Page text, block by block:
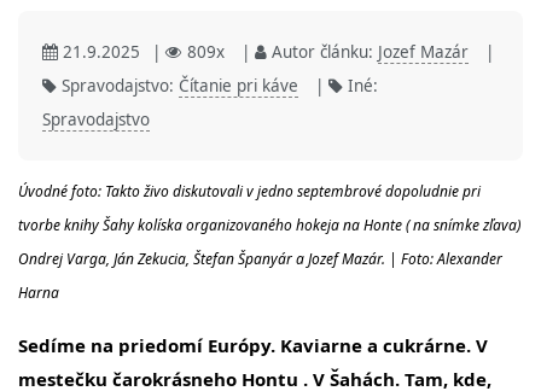
21.9.2025 | 809x | Autor článku: Jozef Mazár
|
Spravodajstvo: Čítanie pri káve |
Iné:
Spravodajstvo
Úvodné foto: Takto živo diskutovali v jedno septembrové dopoludnie pri
tvorbe knihy Šahy kolíska organizovaného hokeja na Honte ( na snímke zľava)
Ondrej Varga, Ján Zekucia, Štefan Španyár a Jozef Mazár. | Foto: Alexander
Harna
Sedíme na priedomí Európy. Kaviarne a cukrárne. V
mestečku čarokrásneho Hontu . V Šahách. Tam, kde,